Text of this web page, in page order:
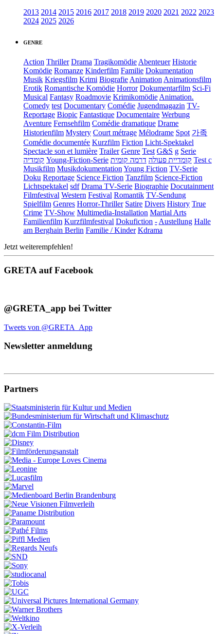
2013 2014 2015 2016 2017 2018 2019 2020 2021 2022 2023
2024 2025 2026
GENRE
Action Thriller Drama Tragikomödie Abenteuer Historie
Komödie Romanze Kinderfilm Familie Dokumentation
Musik Kriegsfilm Krimi Biografie Animation Animationsfilm
Erotik Romantische Komödie Horror Dokumentarfilm Sci-Fi
Musical Fantasy Roadmovie Krimikomödie Animation.
Comedy test Documentary Comédie Jugendmagazin TV-
Reportage Biopic Fantastique Documentaire Werbung
Aventure Fernsehfilm Comédie dramatique Drame
Historienfilm Mystery Court métrage Mélodrame Spot 가족
Comédie documentée Kurzfilm Fiction Licht-Spektakel
Spectacle son et lumière Trailer Genre Test G&S g Serie
קומדיה Young-Fiction-Serie קומדיית פעולה דרמה קומית
Test c
Musikfilm Musikdokumentation Young Fiction TV-Serie
Doku Reportage Science Fiction Tanzfilm Science-Fiction
Lichtspektakel sdf Drama TV-Serie Biographie Docutainment
Filmfestival Western Festival Romantik TV-Sendung
Spielfilm Genres Horror-Thriller Satire Divers History True
Crime TV-Show Multimedia-Installation Martial Arts
Familienfilm Kurzfilmfestival Dokufiction - Austellung Halle
am Berghain Berlin Familie / Kinder Kdrama
Jetzt weiterempfehlen!
GRETA auf Facebook
@GRETA_app bei Twitter
Tweets von @GRETA_App
Newsletter anmeldung
Partners